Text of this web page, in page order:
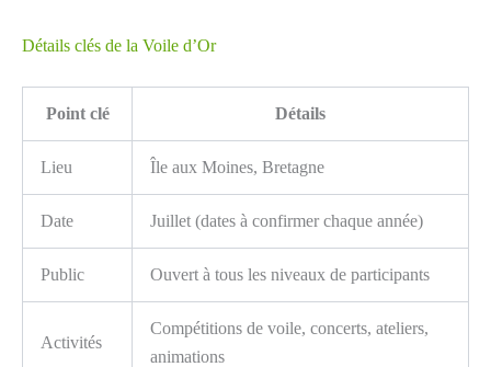
Détails clés de la Voile d’Or
Point clé Détails
Lieu Île aux Moines, Bretagne
Date Juillet (dates à confirmer chaque année)
Public Ouvert à tous les niveaux de participants
Activités
Compétitions de voile, concerts, ateliers,
animations